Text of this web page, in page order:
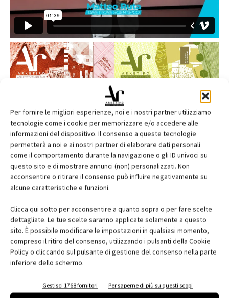
Per fornire le migliori esperienze, noi e i nostri partner utilizziamo
tecnologie come i cookie per memorizzare e/o accedere alle
informazioni del dispositivo. Il consenso a queste tecnologie
permetterà a noi e ai nostri partner di elaborare dati personali
come il comportamento durante la navigazione o gli ID univoci su
questo sito e di mostrare annunci (non) personalizzati. Non
acconsentire o ritirare il consenso può influire negativamente su
alcune caratteristiche e funzioni.
Clicca qui sotto per acconsentire a quanto sopra o per fare scelte
dettagliate. Le tue scelte saranno applicate solamente a questo
sito. È possibile modificare le impostazioni in qualsiasi momento,
compreso il ritiro del consenso, utilizzando i pulsanti della Cookie
Policy o cliccando sul pulsante di gestione del consenso nella parte
inferiore dello schermo.
Gestisci 1768 fornitori Per saperne di più su questi scopi
Abbonati e regala
Iscriviti alla newsletter